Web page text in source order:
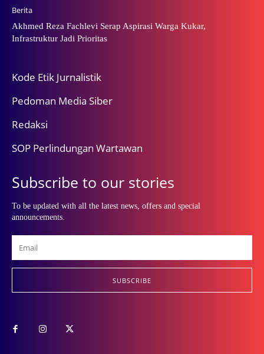
Berita
Akhmed Reza Fachlevi Serap Aspirasi Warga Kukar,
Infrastruktur Jadi Prioritas
Kode Etik Jurnalistik
Pedoman Media Siber
Redaksi
SOP Perlindungan Wartawan
Subscribe to our stories
To be updated with all the latest news, offers and special
announcements.
SUBSCRIBE